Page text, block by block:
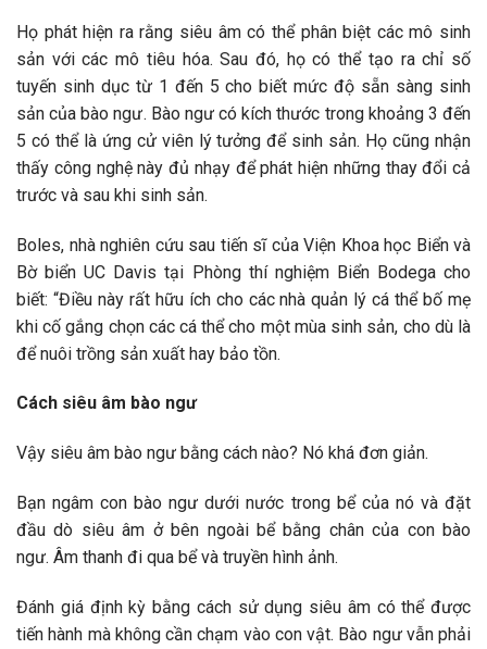
Họ phát hiện ra rằng siêu âm có thể phân biệt các mô sinh
sản với các mô tiêu hóa. Sau đó, họ có thể tạo ra chỉ số
tuyến sinh dục từ 1 đến 5 cho biết mức độ sẵn sàng sinh
sản của bào ngư. Bào ngư có kích thước trong khoảng 3 đến
5 có thể là ứng cử viên lý tưởng để sinh sản. Họ cũng nhận
thấy công nghệ này đủ nhạy để phát hiện những thay đổi cả
trước và sau khi sinh sản.
Boles, nhà nghiên cứu sau tiến sĩ của Viện Khoa học Biển và
Bờ biển UC Davis tại Phòng thí nghiệm Biển Bodega cho
biết: “Điều này rất hữu ích cho các nhà quản lý cá thể bố mẹ
khi cố gắng chọn các cá thể cho một mùa sinh sản, cho dù là
để nuôi trồng sản xuất hay bảo tồn.
Cách siêu âm bào ngư
Vậy siêu âm bào ngư bằng cách nào? Nó khá đơn giản.
Bạn ngâm con bào ngư dưới nước trong bể của nó và đặt
đầu dò siêu âm ở bên ngoài bể bằng chân của con bào
ngư. Âm thanh đi qua bể và truyền hình ảnh.
Đánh giá định kỳ bằng cách sử dụng siêu âm có thể được
tiến hành mà không cần chạm vào con vật. Bào ngư vẫn phải